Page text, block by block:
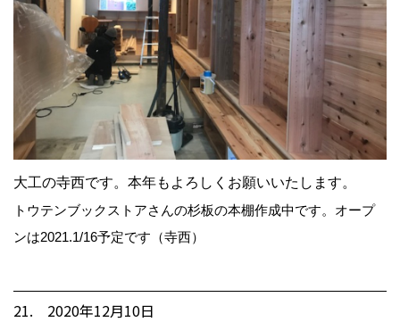
大工の寺西です。本年もよろしくお願いいたします。
トウテンブックストアさんの杉板の本棚作成中です。オープ
ンは2021.1/16予定です（寺西）
21. 2020年12月10日